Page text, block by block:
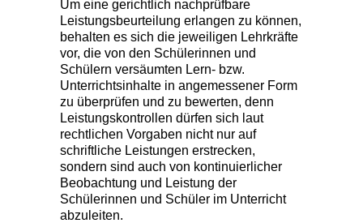
Um eine gerichtlich nachprüfbare
Leistungsbeurteilung erlangen zu können,
behalten es sich die jeweiligen Lehrkräfte
vor, die von den Schülerinnen und
Schülern versäumten Lern- bzw.
Unterrichtsinhalte in angemessener Form
zu überprüfen und zu bewerten, denn
Leistungskontrollen dürfen sich laut
rechtlichen Vorgaben nicht nur auf
schriftliche Leistungen erstrecken,
sondern sind auch von kontinuierlicher
Beobachtung und Leistung der
Schülerinnen und Schüler im Unterricht
abzuleiten.